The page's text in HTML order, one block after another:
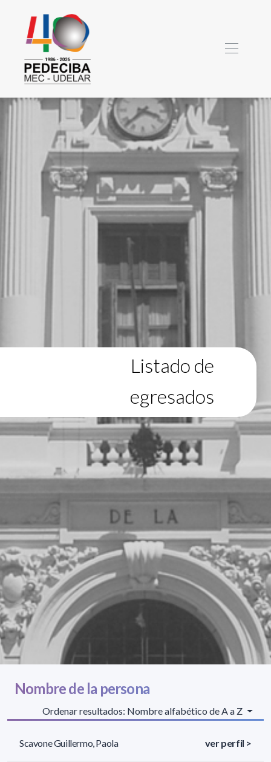
Listado de
egresados
Nombre de la persona
Ordenar resultados: Nombre alfabético de A a Z
Scavone Guillermo, Paola ver perfil >